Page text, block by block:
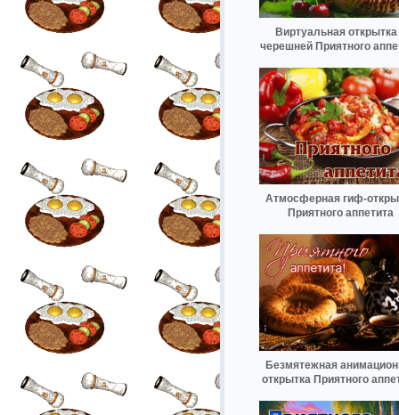
Виртуальная открытка
черешней Приятного
Атмосферная гиф-
Приятного аппетита
Безмятежная
открытка Приятного